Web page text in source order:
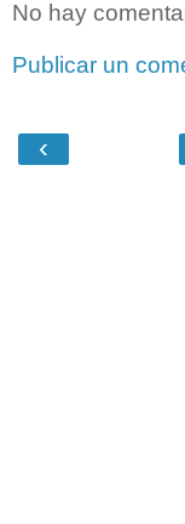
No hay
Publicar un
‹